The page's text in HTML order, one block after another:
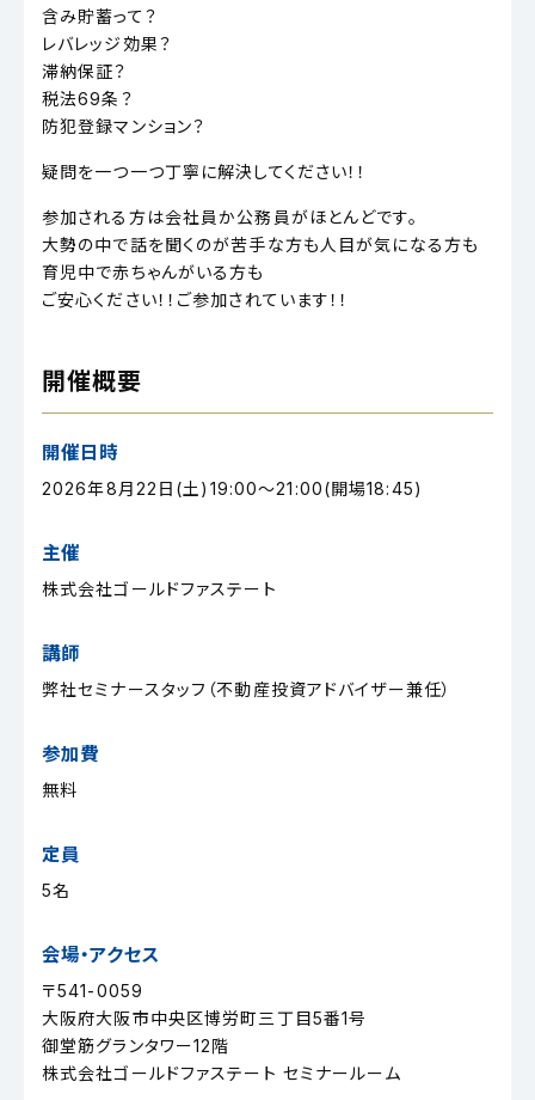
含み貯蓄って？
レバレッジ効果？
滞納保証？
税法69条？
防犯登録マンション？
疑問を一つ一つ丁寧に解決してください！！
参加される方は会社員か公務員がほとんどです。
大勢の中で話を聞くのが苦手な方も人目が気になる方も
育児中で赤ちゃんがいる方も
ご安心ください！！ご参加されています！！
開催概要
開催日時
2026年8月22日(土)19:00～21:00(開場18:45)
主催
株式会社ゴールドファステート
講師
弊社セミナースタッフ（不動産投資アドバイザー兼任）
参加費
無料
定員
5名
会場・アクセス
〒541-0059
大阪府大阪市中央区博労町三丁目5番1号
御堂筋グランタワー12階
株式会社ゴールドファステート セミナールーム